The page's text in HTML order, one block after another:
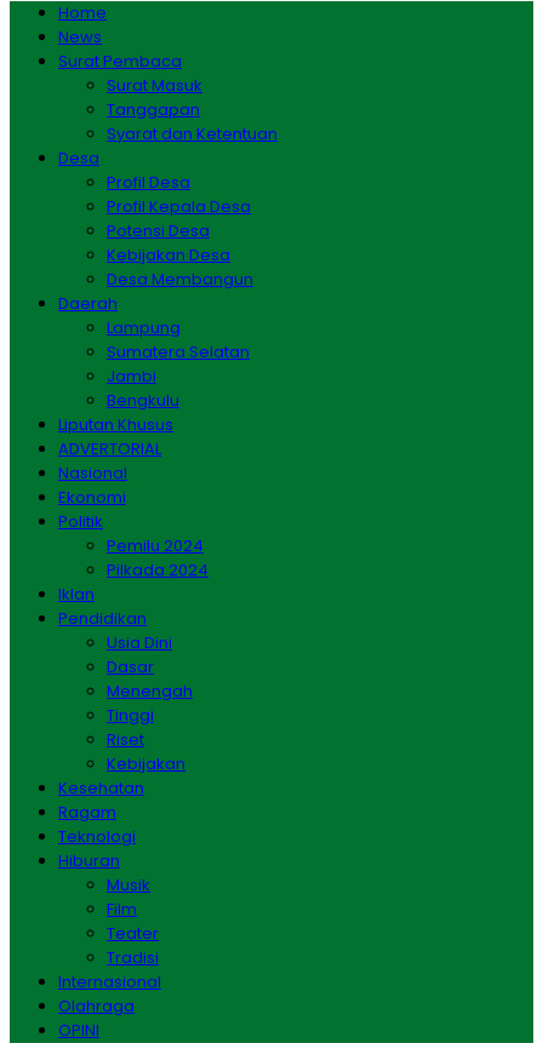
Home
News
Surat Pembaca
Surat Masuk
Tanggapan
Syarat dan Ketentuan
Desa
Profil Desa
Profil Kepala Desa
Potensi Desa
Kebijakan Desa
Desa Membangun
Daerah
Lampung
Sumatera Selatan
Jambi
Bengkulu
Liputan Khusus
ADVERTORIAL
Nasional
Ekonomi
Politik
Pemilu 2024
Pilkada 2024
Iklan
Pendidikan
Usia Dini
Dasar
Menengah
Tinggi
Riset
Kebijakan
Kesehatan
Ragam
Teknologi
Hiburan
Musik
Film
Teater
Tradisi
Internasional
Olahraga
OPINI